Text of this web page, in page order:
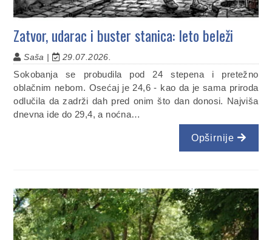
Zatvor, udarac i buster stanica: leto beleži
Saša | 29.07.2026.
Sokobanja se probudila pod 24 stepena i pretežno
oblačnim nebom. Osećaj je 24,6 - kao da je sama priroda
odlučila da zadrži dah pred onim što dan donosi. Najviša
dnevna ide do 29,4, a noćna…
Opširnije